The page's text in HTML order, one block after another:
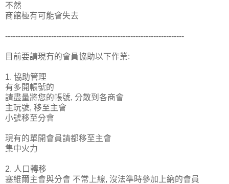
不然
商館極有可能會失去
----------------------------------------------------------------------
目前要請現有的會員協助以下作業:
1. 協助管理
有多開帳號的
請盡量將您的帳號, 分散到各商會
主玩號, 移至主會
小號移至分會
現有的單開會員請都移至主會
集中火力
2. 人口轉移
塞維爾主會與分會 不常上線, 沒法準時參加上納的會員